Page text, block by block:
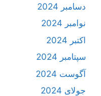
دسامبر 2024
نوامبر 2024
اکتبر 2024
سپتامبر 2024
آگوست 2024
جولای 2024